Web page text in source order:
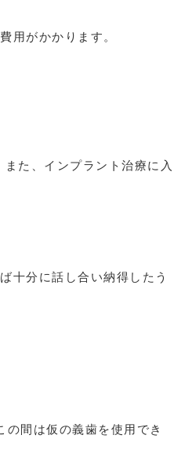
用がかかります。
た、インプラント治療に入
十分に話し合い納得したう
間は仮の義歯を使用でき